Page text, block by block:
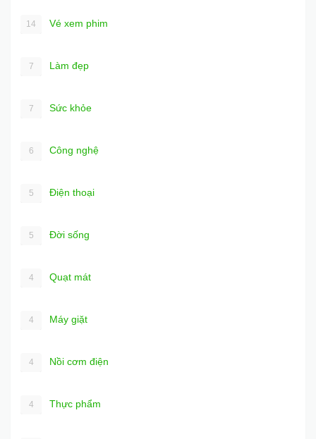
14 Vé xem phim
7 Làm đẹp
7 Sức khỏe
6 Công nghệ
5 Điện thoại
5 Đời sống
4 Quạt mát
4 Máy giặt
4 Nồi cơm điện
4 Thực phẩm